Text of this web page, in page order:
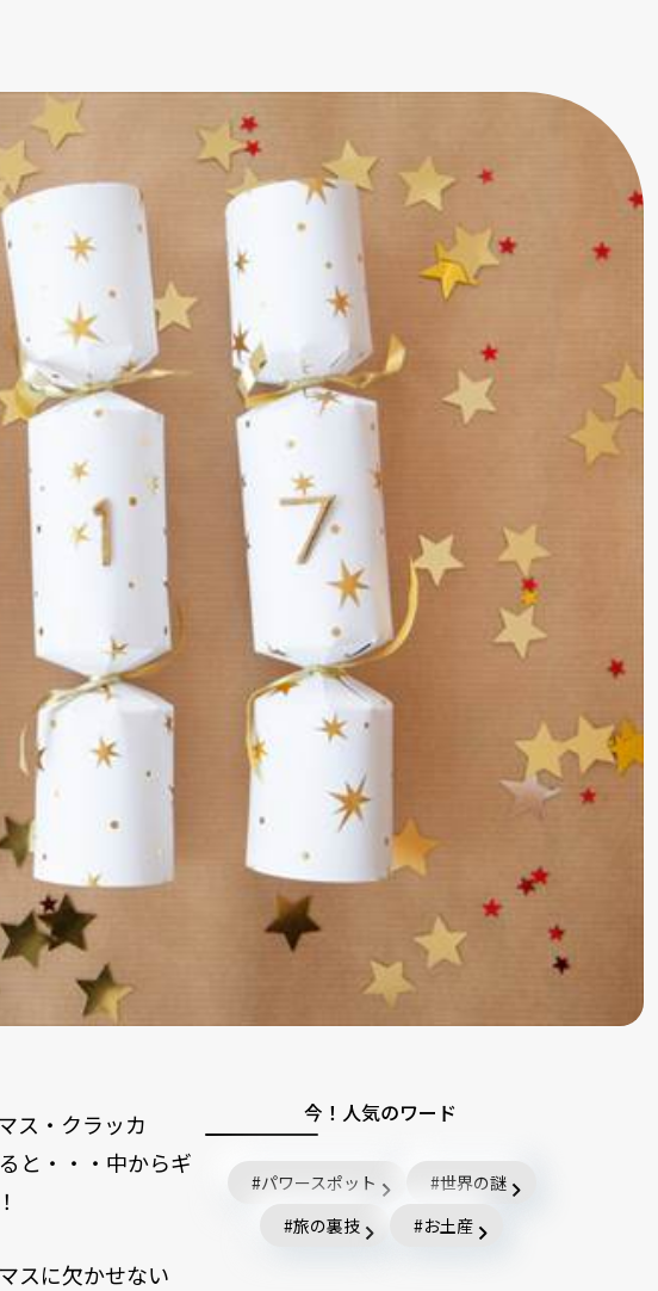
ス・クラッカ
と・・・中からギ
スに欠かせない
今！人気のワード
パワースポット
世界の謎
旅の裏技
お土産